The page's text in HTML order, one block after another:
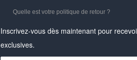
Quelle est votre politique de retour ?
Inscrivez-vous dès maintenant pour
exclusives.